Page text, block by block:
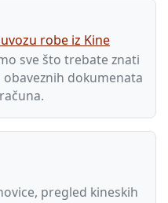
robe iz Kine
sve što trebate znati
dokumenata
pregled kineskih